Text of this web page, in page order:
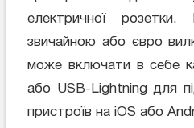
електричної
звичайною або євро
може включати в себе
або USB-Lightning для
пристроїв на iOS або